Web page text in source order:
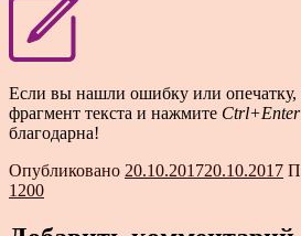
Если вы нашли ошибку или опечатку,
фрагмент текста и нажмите Ctrl+Enter
благодарна!
Опубликовано 20.10.201720.10.2017
1200